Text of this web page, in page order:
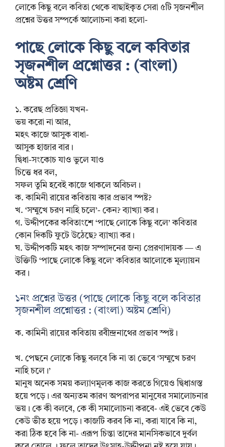
লোকে কিছু বলে কবিতা থেকে বাছাইকৃত সেরা ৫টি সৃজনশীল
প্রশ্নের উত্তর সম্পর্কে আলোচনা করা হলো-
পাছে লোকে কিছু বলে কবিতার
সৃজনশীল প্রশ্নোত্তর : (বাংলা)
অষ্টম শ্রেণি
১. করেছ প্রতিজ্ঞা যখন-
ভয় করো না আর,
মহৎ কাজে আসুক বাধা-
আসুক হাজার বার।
দ্বিধা-সংকোচ যাও ভুলে যাও
চিত্তে ধর বল,
সফল তুমি হবেই কাজে থাকলে অবিচল।
ক. কামিনী রায়ের কবিতায় কার প্রভাব স্পষ্ট?
খ. ‘সম্মুখে চরণ নাহি চলে’- কেন? ব্যাখ্যা কর।
গ. উদ্দীপকের কবিতাংশে ‘পাছে লোকে কিছু বলে’ কবিতার
কোন দিকটি ফুটে উঠেছে? ব্যাখ্যা কর।
ঘ. উদ্দীপকটি মহৎ কাজ সম্পাদনের জন্য প্রেরণাদায়ক — এ
উক্তিটি ‘পাছে লোকে কিছু বলে’ কবিতার আলোকে মূল্যায়ন
কর।
১নং প্রশ্নের উত্তর (পাছে লোকে কিছু বলে কবিতার
সৃজনশীল প্রশ্নোত্তর : (বাংলা) অষ্টম শ্রেণি)
ক. কামিনী রায়ের কবিতায় রবীন্দ্রনাথের প্রভাব স্পষ্ট।
খ. পেছনে লোকে কিছু বলবে কি না তা ভেবে ‘সম্মুখে চরণ
নাহি চলে।’
মানুষ অনেক সময় কল্যাণমূলক কাজ করতে গিয়েও দ্বিধাগ্রস্ত
হয়ে পড়ে। এর অন্যতম কারণ অপরাপর মানুষের সমালোচনার
ভয়। কে কী বলবে, কে কী সমালোচনা করবে- এই ভেবে কেউ
কেউ ভীত হয়ে পড়ে। কাজটি করব কি না, করা যাবে কি না,
করা ঠিক হবে কি না- এরূপ চিন্তা তাদের মানসিকভাবে দুর্বল